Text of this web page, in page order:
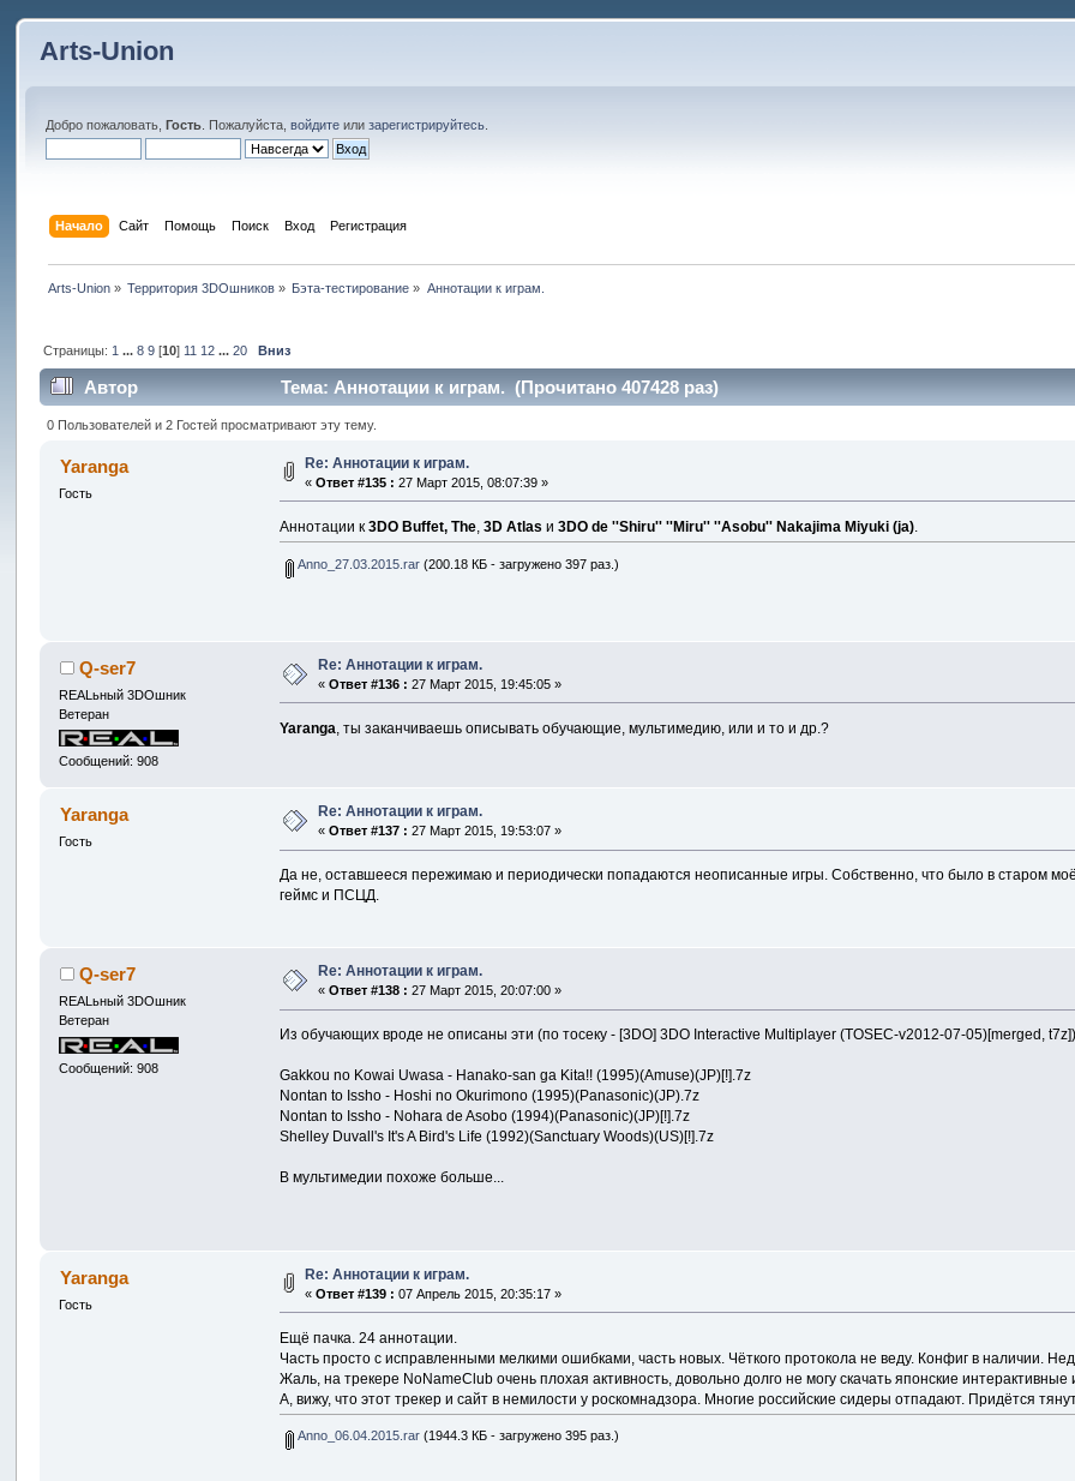
Arts-Union
Добро пожаловать,Гость . Пожалуйста,войдите илизарегистрируйтесь
Начало Сайт Помощь Поиск Вход Регистрация
Arts-Union» Территория 3DOшников » Бэта-тестирование » Аннотации к играм.
Страницы: 1 ... 8 9[10] 11 12 ... 20 Вниз
Автор Тема: Аннотации к играм. (Прочитано 407428 раз)
0 Пользователей и 2 Гостей просматривают эту тему.
Yaranga
Гость
Re: Аннотации к играм.
«Ответ #135 : 27 Март 2015, 08:07:39 »
Аннотации к3DO Buffet, The,3D Atlas и3DO de ''Shiru'' ''Miru'' ''Asobu'' Nakajima Miyuki (ja).
Anno_27.03.2015.rar (200.18 КБ - загружено 397 раз.)
Q-ser7
REALьный 3DOшник
Ветеран
Сообщений: 908
Re: Аннотации к играм.
«Ответ #136 : 27 Март 2015, 19:45:05 »
Yaranga , ты заканчиваешь описывать обучающие, мультимедию, или и то и др.?
Yaranga
Гость
Re: Аннотации к играм.
«Ответ #137 : 27 Март 2015, 19:53:07 »
Да не, оставшееся пережимаю и периодически попадаются неописанные игры. Собственно, что было в старом
геймс и ПСЦД.
Q-ser7
REALьный 3DOшник
Ветеран
Сообщений: 908
Re: Аннотации к играм.
«Ответ #138 : 27 Март 2015, 20:07:00 »
Из обучающих вроде не описаны эти (по тосеку - [3DO] 3DO Interactive Multiplayer (TOSEC-v2012-07-05)[merged, t7z])
Gakkou no Kowai Uwasa - Hanako-san ga Kita!! (1995)(Amuse)(JP)[!].7z
Nontan to Issho - Hoshi no Okurimono (1995)(Panasonic)(JP).7z
Nontan to Issho - Nohara de Asobo (1994)(Panasonic)(JP)[!].7z
Shelley Duvall's It's A Bird's Life (1992)(Sanctuary Woods)(US)[!].7z
В мультимедии похоже больше...
Yaranga
Гость
Re: Аннотации к играм.
«Ответ #139 : 07 Апрель 2015, 20:35:17 »
Ещё пачка. 24 аннотации.
Часть просто с исправленными мелкими ошибками, часть новых. Чёткого протокола не веду. Конфиг в наличии.
Жаль, на трекере NoNameClub очень плохая активность, довольно долго не могу скачать японские интерактивные
А, вижу, что этот трекер и сайт в немилости у роскомнадзора. Многие российские сидеры отпадают. Придётся
Anno_06.04.2015.rar (1944.3 КБ - загружено 395 раз.)